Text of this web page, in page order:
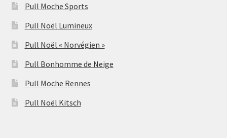
Pull Moche Sports
Pull Noël Lumineux
Pull Noël « Norvégien »
Pull Bonhomme de Neige
Pull Moche Rennes
Pull Noël Kitsch